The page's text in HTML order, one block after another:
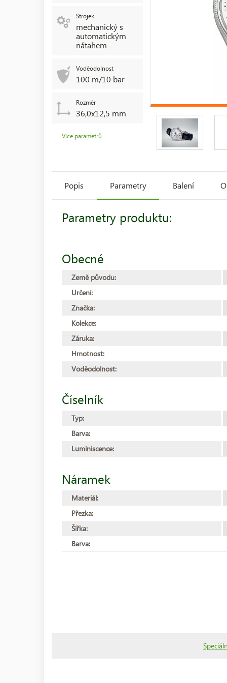
Strojek
mechanický s
automatickým
nátahem
Voděodolnost
100 m/10 bar
Rozměr
36,0x12,5 mm
Více parametrů
Popis Parametry Balení
Parametry produktu:
Obecné
Země původu:
Určení:
Značka:
Kolekce:
Záruka:
Hmotnost:
Voděodolnost:
Číselník
Typ:
Barva:
Luminiscence:
Náramek
Materiál:
Přezka:
Šířka:
Barva: